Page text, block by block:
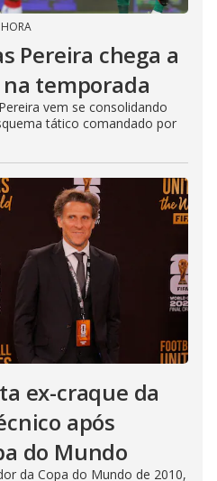
Pereira chega a
temporada
vem se consolidando
tático comandado por
ex-craque da
após
do Mundo
da Copa do Mundo de 2010,